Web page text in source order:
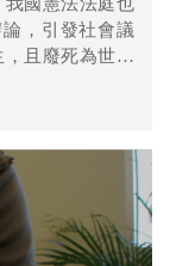
國憲法法庭也
，引發社會議
且廢死為世界